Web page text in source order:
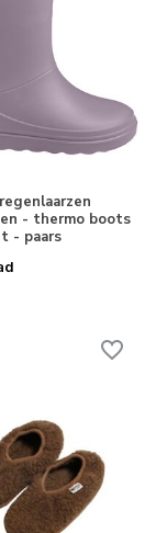
- thermo boots
- paars